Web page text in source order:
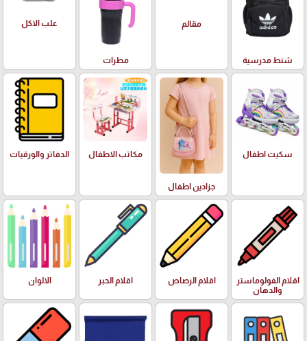
شنط مدرسية
مقالم
مطرات
علب الاكل
سكيت اطفال
جزادين اطفال
مكاتب الاطفال الدفاتر والورقيات
اقلام الفولوماستر
والدهان
اقلام الرصاص اقلام الحبر الالوان